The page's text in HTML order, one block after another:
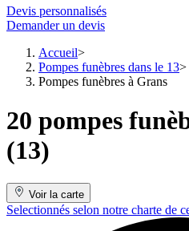
Devis personnalisés
Demander un devis
Accueil
Pompes funèbres dans le 13
Pompes funèbres à Grans
20 pompes
(13)
Voir la carte
Selectionnés selon notre charte de